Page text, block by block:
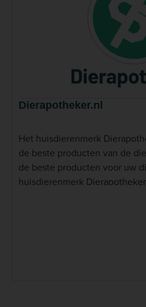
Dierapotheker.nl
Het huisdierenmerk
de beste producten van de dierenarts. Een
de beste producten voor uw
huisdierenmerk